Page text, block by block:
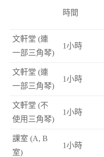
時間
文軒堂 (連
一部三角琴)
1小時
文軒堂 (連
一部三角琴)
1小時
文軒堂 (不
使用三角琴)
1小時
課室 (A, B
室)
1小時